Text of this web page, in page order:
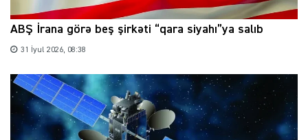
ABŞ İrana görə beş şirkəti “qara siyahı”ya salıb
31 İyul 2026, 08:38